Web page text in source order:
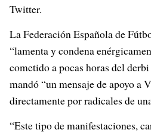
Twitter.
La Federación Española de
“lamenta y condena
cometido a pocas horas del
mandó “un mensaje de apoyo a
directamente por radicales de
“Este tipo de manifestaciones,